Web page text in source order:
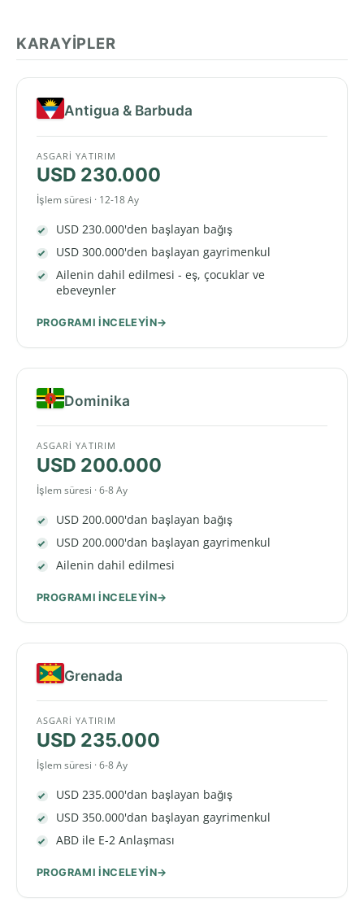
KARAYIPLER
Antigua & Barbuda
ASGARI YATIRIM
USD 230.000
İşlem süresi · 12-18 Ay
USD 230.000'den başlayan bağış
USD 300.000'den başlayan gayrimenkul
Ailenin dahil edilmesi - eş, çocuklar ve
ebeveynler
PROGRAMI INCELEYIN
Dominika
ASGARI YATIRIM
USD 200.000
İşlem süresi · 6-8 Ay
USD 200.000'dan başlayan bağış
USD 200.000'dan başlayan gayrimenkul
Ailenin dahil edilmesi
PROGRAMI INCELEYIN
Grenada
ASGARI YATIRIM
USD 235.000
İşlem süresi · 6-8 Ay
USD 235.000'dan başlayan bağış
USD 350.000'dan başlayan gayrimenkul
ABD ile E-2 Anlaşması
PROGRAMI INCELEYIN